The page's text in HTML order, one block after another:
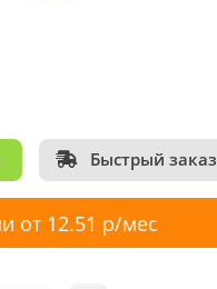
Быстрый заказ
от 12.51 р/мес